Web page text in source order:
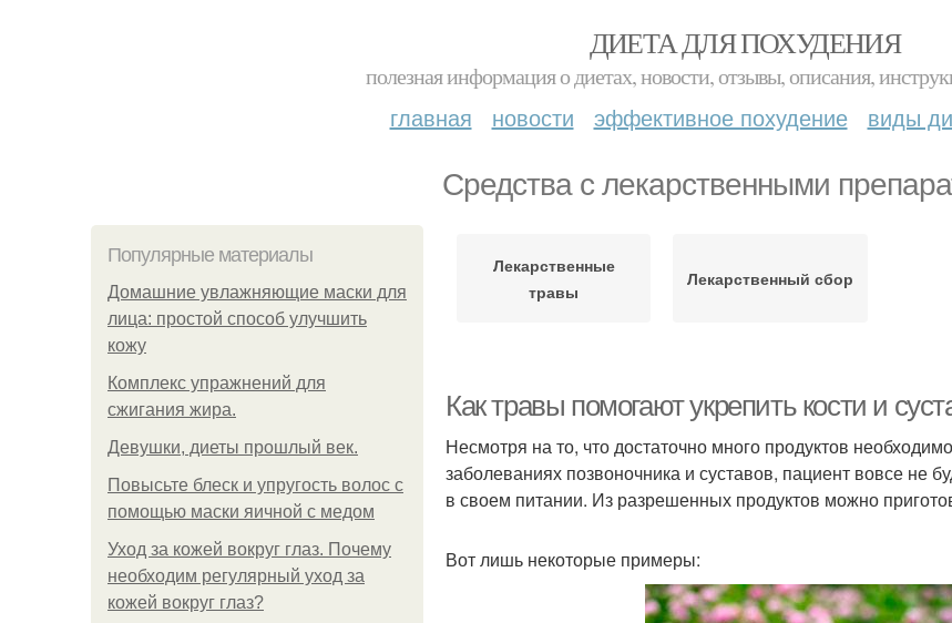
ДИЕТА ДЛЯ ПОХУДЕНИЯ
полезная информация о диетах, новости, отзывы, описания,
главная новости эффективное похудение виды
Средства с лекарственными
Популярные материалы
Домашние увлажняющие маски для
лица: простой способ улучшить
кожу
Комплекс упражнений для
сжигания жира.
Девушки, диеты прошлый век.
Повысьте блеск и упругость волос с
помощью маски яичной с медом
Уход за кожей вокруг глаз. Почему
необходим регулярный уход за
кожей вокруг глаз?
Лекарственные
травы
Лекарственный сбор
Как травы помогают укрепить кости и
Несмотря на то, что достаточно много продуктов
заболеваниях позвоночника и суставов, пациент вовсе не
в своем питании. Из разрешенных продуктов можно
Вот лишь некоторые примеры: